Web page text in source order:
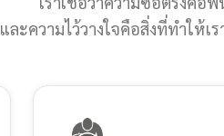
และความไว้วางใจคือสิ่งที่ทำให้เ